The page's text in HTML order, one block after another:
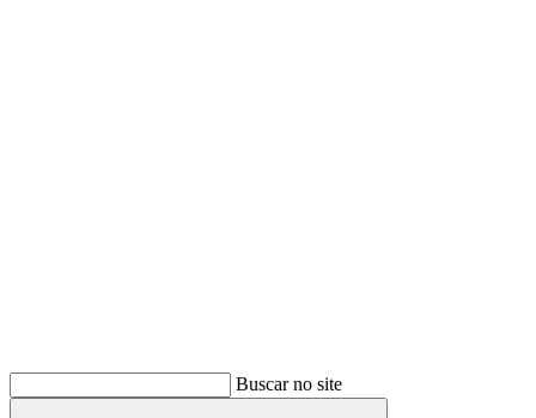
Buscar no site